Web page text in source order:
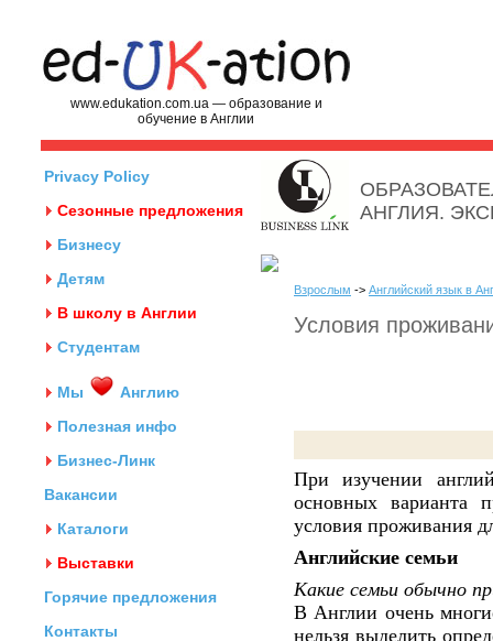
www.edukation.com.ua — образование и
обучение в Англии
Privacy Policy
Сезонные предложения
Бизнесу
Детям
В школу в Англии
Студентам
Мы
Англию
Полезная инфо
Бизнес-Линк
Вакансии
Каталоги
Выставки
Горячие предложения
Контакты
АНГЛИЯ.
Взрослым -> Английский язык в
Условия
При изучении
основных варианта
условия проживания
Английские семьи
Какие семьи обычно
В Англии очень
нельзя выделить